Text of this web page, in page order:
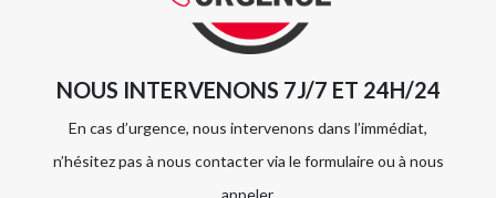
NOUS INTERVENONS 7J/7 ET 24H/24
En cas d’urgence, nous intervenons dans l’immédiat,
n’hésitez pas à nous contacter via le formulaire ou à nous
appeler.